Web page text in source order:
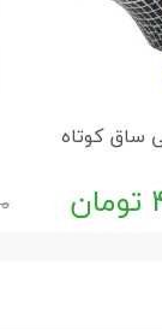
ساق کوتاه
تومان